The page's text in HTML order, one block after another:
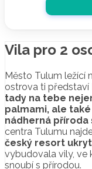
Vila pro 2
Město Tulum ležící
ostrova ti představí
tady na tebe
palmami, ale
nádherná příroda
centra Tulumu
český resort
vybudovala vily, ve
snoubí s přírodou.